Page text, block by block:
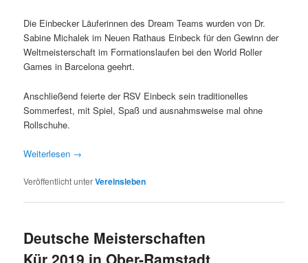
Die Einbecker Läuferinnen des Dream Teams wurden von Dr.
Sabine Michalek im Neuen Rathaus Einbeck für den Gewinn der
Weltmeisterschaft im Formationslaufen bei den World Roller
Games in Barcelona geehrt.
Anschließend feierte der RSV Einbeck sein traditionelles
Sommerfest, mit Spiel, Spaß und ausnahmsweise mal ohne
Rollschuhe.
Weiterlesen →
Veröffentlicht unterVereinsleben
Deutsche Meisterschaften